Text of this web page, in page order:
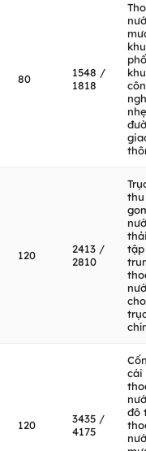
80
1548 /
1818
khu
khu
120
2413 /
2810
thu
tập
cho
120
3435 /
4175
cái
đô